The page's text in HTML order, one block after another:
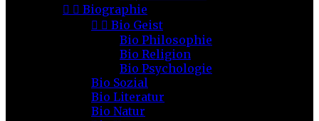
  Biographie
  Bio Geist
Bio Philosophie
Bio Religion
Bio Psychologie
Bio Sozial
Bio Literatur
Bio Natur